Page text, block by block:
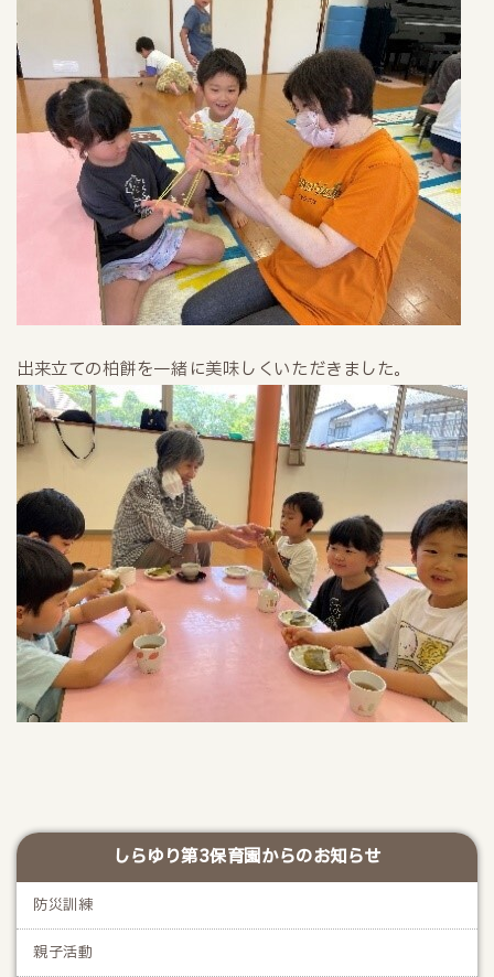
出来立ての柏餅を一緒に美味しくいただきました。
しらゆり第3保育園からのお知らせ
防災訓練
親子活動